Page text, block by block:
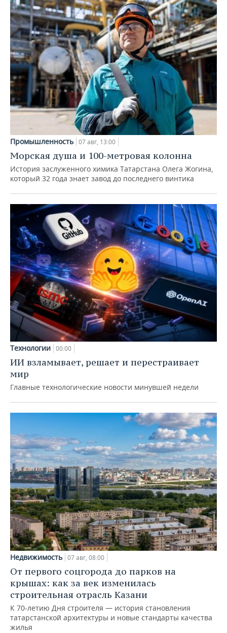
Промышленность 07 авг, 13:00
Морская душа и 100-метровая колонна
История заслуженного химика Татарстана Олега Жогина,
который 32 года знает завод до последнего винтика
Технологии 00:00
ИИ взламывает, решает и перестраивает
мир
Главные технологические новости минувшей недели
Недвижимость 07 авг, 08:00
От первого соцгорода до парков на
крышах: как за век изменилась
строительная отрасль Казани
К 70-летию Дня строителя — история становления
татарстанской архитектуры и новые стандарты качества
жилья